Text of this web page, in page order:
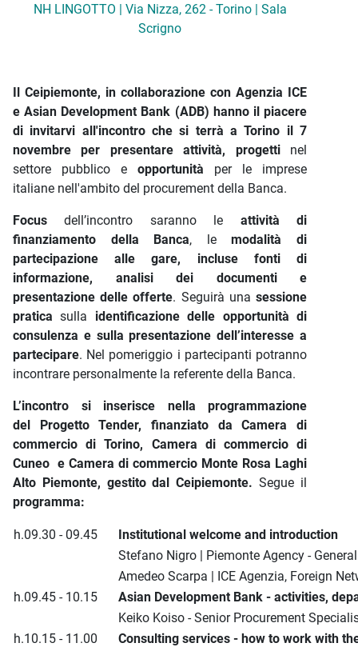
NH LINGOTTO | Via Nizza, 262 - Torino | Sala
Scrigno
Il Ceipiemonte, in collaborazione con Agenzia ICE
e Asian Development Bank (ADB) hanno il piacere
di invitarvi all'incontro che si terrà a Torino il 7
novembre per presentare attività, progettinel
settore pubblico e opportunità per le imprese
italiane nell'ambito del procurement della Banca.
Focus dell’incontro saranno le attività di
finanziamento della Banca, lemodalità di
partecipazione alle gare, incluse fonti di
informazione, analisi dei documenti e
presentazione delle offerte. Seguirà unasessione
pratica sulla identificazione delle opportunità di
consulenza e sulla presentazione dell’interesse a
partecipare. Nel pomeriggio i partecipanti potranno
incontrare personalmente la referente della Banca.
L’incontro si inserisce nella programmazione
del Progetto Tender, finanziato da Camera di
commercio di Torino, Camera di commercio di
Cuneo e Camera di commercio Monte Rosa Laghi
Alto Piemonte, gestito dal Ceipiemonte.Segue il
programma:
h.09.30 - 09.45
Institutional welcome and introduction
Stefano Nigro | Piemonte Agency -
Amedeo Scarpa | ICE Agenzia, Foreign
h.09.45 - 10.15
Asian Development Bank - activities,
Keiko Koiso - Senior Procurement
h.10.15 - 11.00
Consulting services - how to work with